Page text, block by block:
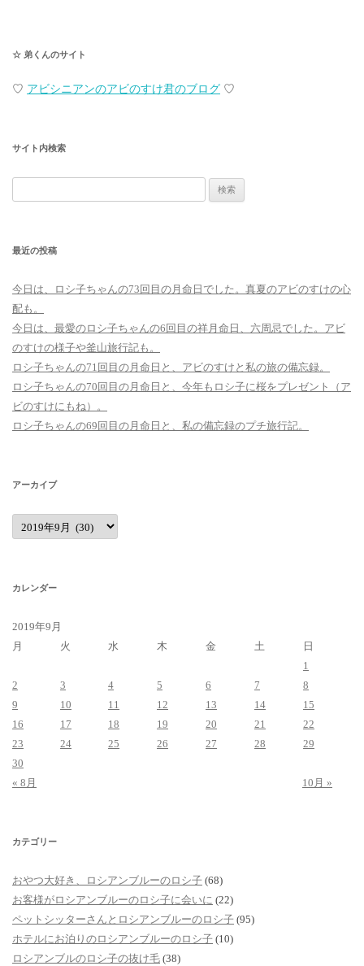
☆ 弟くんのサイト
♡ アビシニアンのアビのすけ君のブログ ♡
サイト内検索
索:
最近の投稿
今日は、ロシ子ちゃんの73回目の月命日でした。真夏のアビのすけの心
配も。
今日は、最愛のロシ子ちゃんの6回目の祥月命日、六周忌でした。アビ
のすけの様子や釜山旅行記も。
ロシ子ちゃんの71回目の月命日と、アビのすけと私の旅の備忘録。
ロシ子ちゃんの70回目の月命日と、今年もロシ子に桜をプレゼント（ア
ビのすけにもね）。
ロシ子ちゃんの69回目の月命日と、私の備忘録のプチ旅行記。
アーカイブ
ア
ー
カ
カレンダー
2019年9月
月
火 水 木 金 土
日
1
2
3 4 5 6 7
8
9
10 11 12 13 14
15
16
17 18 19 20 21
22
23
24 25 26 27 28
29
30
« 8月
10月 »
カテゴリー
おやつ大好き、ロシアンブルーのロシ子 (68)
お客様がロシアンブルーのロシ子に会いに (22)
ペットシッターさんとロシアンブルーのロシ子 (95)
ホテルにお泊りのロシアンブルーのロシ子 (10)
ロシアンブルのロシ子の抜け毛 (38)